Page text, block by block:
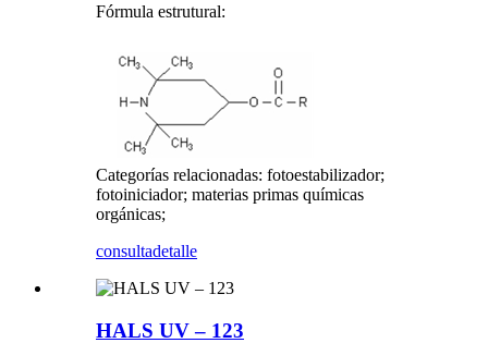
Fórmula estrutural:
Categorías relacionadas: fotoestabilizador;
fotoiniciador; materias primas químicas
orgánicas;
consultadetalle
HALS UV – 123